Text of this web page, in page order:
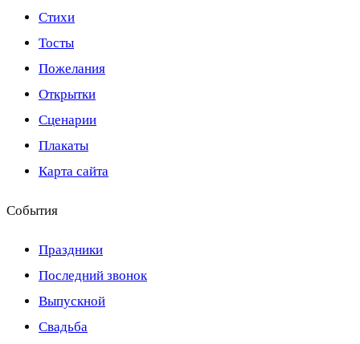
Стихи
Тосты
Пожелания
Открытки
Сценарии
Плакаты
Карта сайта
События
Праздники
Последний звонок
Выпускной
Свадьба